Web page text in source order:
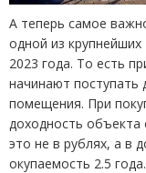
А теперь самое
одной из
2023 года. То есть
начинают поступать
помещения. При
доходность объекта
это не в рублях, а в
окупаемость 2.5 года.